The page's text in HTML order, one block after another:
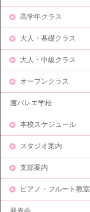
高学年クラス
大人・基礎クラス
大人・中級クラス
オープンクラス
渡バレエ学校
本校スケジュール
スタジオ案内
支部案内
ピアノ・フルート教室